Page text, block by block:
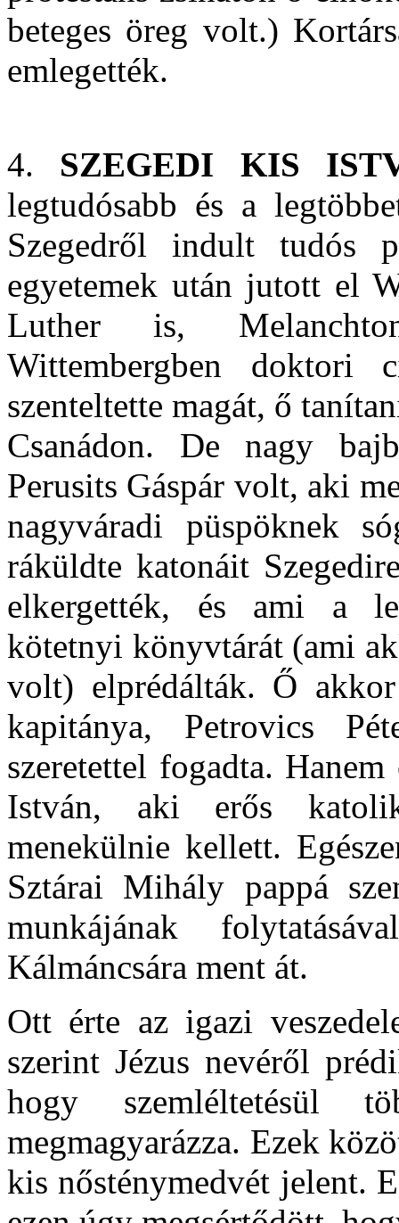
beteges öreg volt.)
emlegették.
4. SZEGEDI KIS
legtudósabb és a
Szegedről indult tudós
egyetemek után jutott el
Luther is,
Wittembergben doktori
szenteltette magát, ő
Csanádon. De nagy
Perusits Gáspár volt, aki
nagyváradi püspöknek
ráküldte katonáit
elkergették, és ami a
kötetnyi könyvtárát (ami
volt) elprédálták. Ő
kapitánya, Petrovics
szeretettel fogadta.
István, aki erős
menekülnie kellett.
Sztárai Mihály pappá
munkájának
Kálmáncsára ment át.
Ott érte az igazi
szerint Jézus nevéről
hogy szemléltetésül
megmagyarázza. Ezek
kis nősténymedvét jelent.